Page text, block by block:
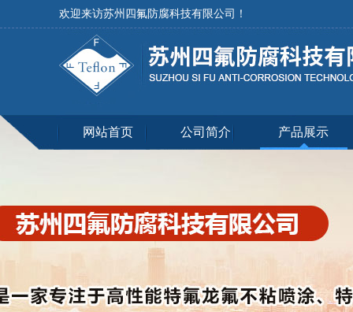
欢迎来访苏州四氟防腐科技有限公司！
网站首页 公司简介 产品展示